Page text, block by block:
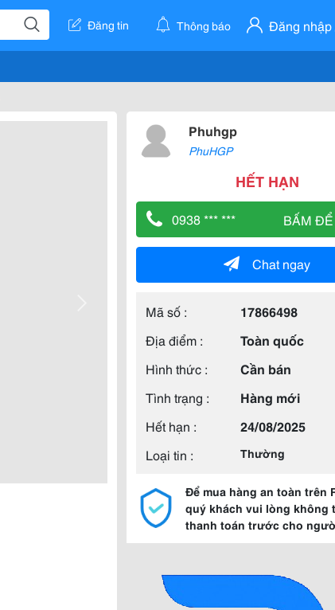
Đăng tin Thông báo Đăng
Phuhgp
PhuHGP
HẾT HẠN
0938 *** *** BẤM
Chat ngay
Mã số :
17866498
Địa điểm :
Toàn quốc
Hình thức :
Cần bán
Tình trạng :
Hàng mới
Hết hạn :
24/08/2025
Loại tin :
Thường
Để mua hàng an toàn trên
quý khách vui lòng không
thanh toán trước cho